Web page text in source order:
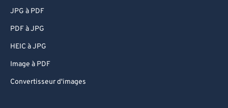
JPG à PDF
PDF à JPG
HEIC à JPG
Image à PDF
Convertisseur d'images